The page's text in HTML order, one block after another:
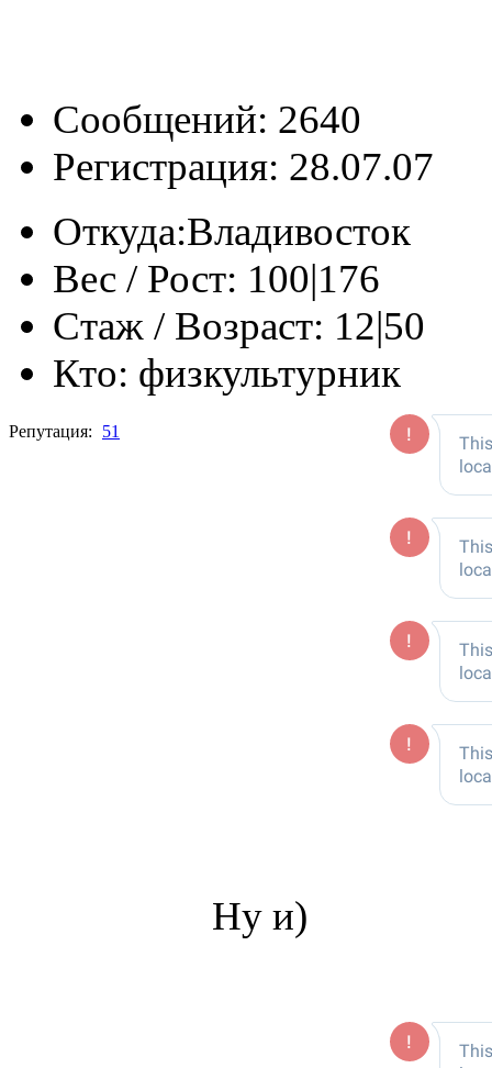
Сообщений: 2640
Регистрация: 28.07.07
Откуда:Владивосток
Вес / Рост: 100|176
Стаж / Возраст: 12|50
Кто: физкультурник
Репутация: 51
Ну и)